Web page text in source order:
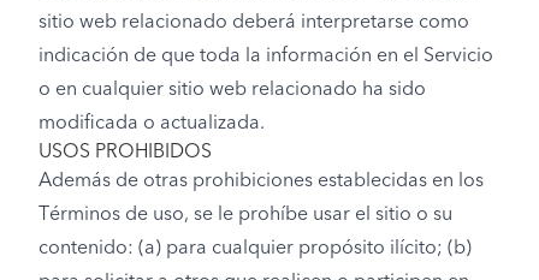
sitio web relacionado deberá interpretarse como
indicación de que toda la información en el Servicio
o en cualquier sitio web relacionado ha sido
modificada o actualizada.
USOS PROHIBIDOS
Además de otras prohibiciones establecidas en los
Términos de uso, se le prohíbe usar el sitio o su
contenido: (a) para cualquier propósito ilícito; (b)